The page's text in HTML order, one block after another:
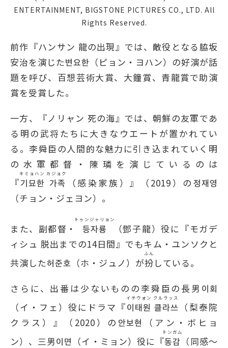
ENTERTAINMENT, BIGSTONE PICTURES CO., LTD. All
Rights Reserved.
前作『ハンサン 龍の出現』では、敵役となる脇坂
安治を演じた변요한（ピョン・ヨハン）の好演が話
題を呼び、百想芸術大賞、大鐘賞、青龍賞で助演
賞を受賞した。
一方、『ノリャン 死の海』では、朝鮮の友軍であ
る明の武将たちに大きなウエートが置かれてい
る。李舜臣の人間的な魅力に引き込まれていく明
の水軍都督・陳璘を演じているのは
『기묘한 가족
キミョハン カジョク
（感染家族）』（2019）の정재영
（チョン・ジェヨン）。
また、副都督・ 등자룡
トゥンジャリョン
（鄧子龍）役に『モガデ
ィシュ 脱出までの14日間』でもキム・ユンソクと
共演した허준호（ホ・ジュノ）が扮
ふん
している。
さらに、出番は少ないものの李舜臣の長男이회
（イ・フェ）役にドラマ『이태원 클라쓰
イテウォン クルラッス
（梨泰院
クラス）』（2020）の안보현（アン・ボヒョ
ン）、三男이면（イ・ミョン）役に『동감
トンガム
（同感〜